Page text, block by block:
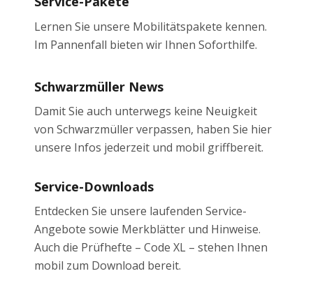
Lernen Sie unsere Mobilitätspakete kennen.
Im Pannenfall bieten wir Ihnen Soforthilfe.
Schwarzmüller News
Damit Sie auch unterwegs keine Neuigkeit
von Schwarzmüller verpassen, haben Sie hier
unsere Infos jederzeit und mobil griffbereit.
Service-Downloads
Entdecken Sie unsere laufenden Service-
Angebote sowie Merkblätter und Hinweise.
Auch die Prüfhefte – Code XL – stehen Ihnen
mobil zum Download bereit.